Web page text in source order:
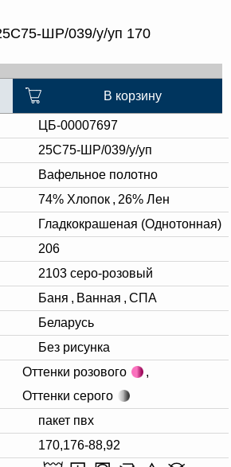
ШР/039/у/уп 170
В корзину
ЦБ-00007697
25С75-ШР/039/у/уп
Вафельное полотно
74% Хлопок , 26% Лен
Гладкокрашеная (Однотонная)
206
2103 серо-розовый
Баня , Ванная , СПА
Беларусь
Без рисунка
Оттенки розового
,
Оттенки серого
пакет пвх
170,176-88,92